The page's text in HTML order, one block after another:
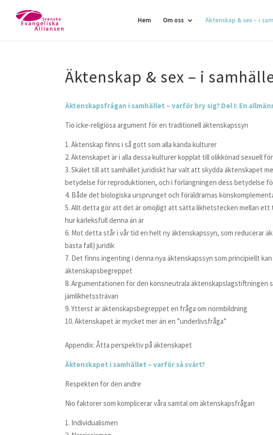
Hem Om oss Äktenskap & sex – i
Äktenskap & sex – i
Äktenskapsfrågan i samhället – varför bry sig? Del I: En
Tio icke-religiösa argument för en traditionell äktenskapssyn
Äktenskap finns i så gott som alla kända kulturer
Äktenskapet är i alla dessa kulturer kopplat till olikkönad sexuell
Skälet till att samhället juridiskt har valt att skydda äktenskapet
betydelse för reproduktionen, och i förlängningen dess betydelse
Både det biologiska ursprunget och föräldrarnas
Allt detta gör att det är omöjligt att sätta likhetstecken mellan ett
hur kärleksfull denna än är
Mot detta står i vår tid en helt ny äktenskapssyn, som reducerar
bästa fall) juridik
Det finns ingenting i denna nya äktenskapssyn som principiellt
äktenskapsbegreppet
Argumentationen för den könsneutrala äktenskapslagstiftningen
jämlikhetssträvan
Ytterst är äktenskapsbegreppet en fråga om normbildning
Äktenskapet är mycket mer än en ”underlivsfråga”
Appendix: Åtta perspektiv på äktenskapet
Äktenskapet i samhället – varför så svårt?
Respekten för den andre
Nio faktorer som komplicerar våra samtal om äktenskapsfrågan
Individualismen